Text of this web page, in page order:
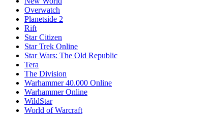
Overwatch
Planetside 2
Rift
Star Citizen
Star Trek Online
Star Wars: The Old Republic
Tera
The Division
Warhammer 40.000 Online
Warhammer Online
WildStar
World of Warcraft